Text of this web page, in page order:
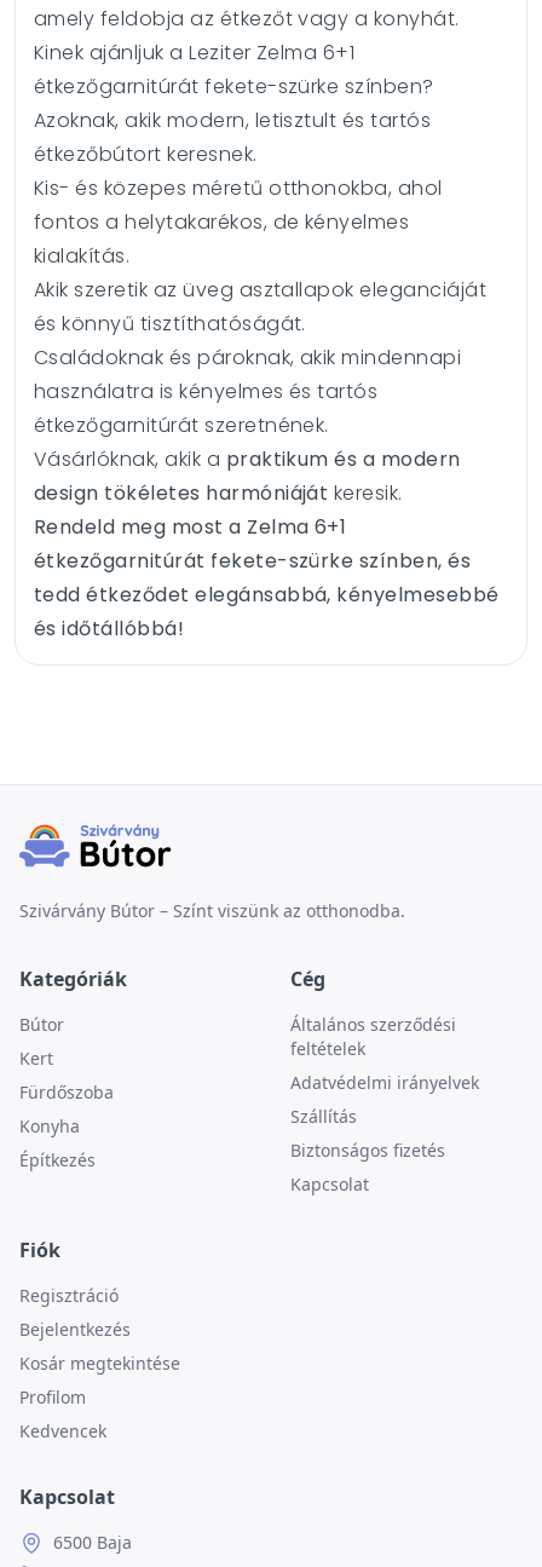
amely feldobja az étkezőt vagy a konyhát.
Kinek ajánljuk a Leziter Zelma 6+1
étkezőgarnitúrát fekete-szürke színben?
Azoknak, akik modern, letisztult és tartós
étkezőbútort keresnek.
Kis- és közepes méretű otthonokba, ahol
fontos a helytakarékos, de kényelmes
kialakítás.
Akik szeretik az üveg asztallapok eleganciáját
és könnyű tisztíthatóságát.
Családoknak és pároknak, akik mindennapi
használatra is kényelmes és tartós
étkezőgarnitúrát szeretnének.
Vásárlóknak, akik a praktikum és a modern
design tökéletes harmóniáját keresik.
Rendeld meg most a Zelma 6+1
étkezőgarnitúrát fekete-szürke színben, és
tedd étkeződet elegánsabbá, kényelmesebbé
és időtállóbbá!
Szivárvány Bútor – Színt viszünk az otthonodba.
Kategóriák
Bútor
Kert
Fürdőszoba
Konyha
Építkezés
Cég
Általános szerződési
feltételek
Adatvédelmi irányelvek
Szállítás
Biztonságos fizetés
Kapcsolat
Fiók
Regisztráció
Bejelentkezés
Kosár megtekintése
Profilom
Kedvencek
Kapcsolat
6500 Baja